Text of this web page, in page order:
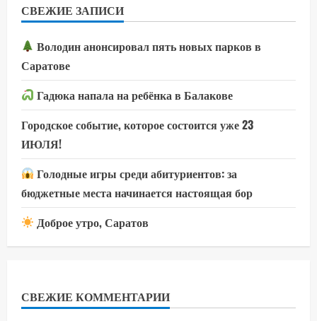
СВЕЖИЕ ЗАПИСИ
Володин анонсировал пять новых парков в
Саратове
Гадюка напала на ребёнка в Балакове
Городское событие, которое состоится уже 23
ИЮЛЯ!
Голодные игры среди абитуриентов: за
бюджетные места начинается настоящая бор
Доброе утро, Саратов
СВЕЖИЕ КОММЕНТАРИИ